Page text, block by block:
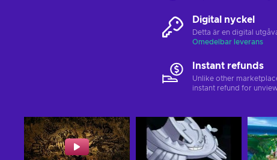
Digital nyckel
Detta är en digital
Omedelbar leverans
Instant refunds
Unlike other
instant refund for